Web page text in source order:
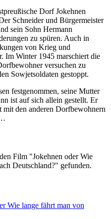
Dorf Jokehnen
Schneider und Bürgermeister
sein Sohn Hermann
zu spüren. Auch in
von Krieg und
Im Winter 1945 marschiert die
versuchen zu
Sowjetsoldaten gestoppt.
festgenommen, seine Mutter
ist auf sich allein gestellt. Er
mit den anderen Dorfbewohnern
Film "Jokehnen oder Wie
Deutschland?" gefunden.
Wie lange fährt man von